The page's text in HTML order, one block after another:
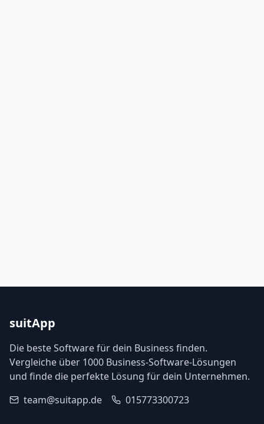
suitApp
Die beste Software für dein Business finden.
Vergleiche über 1000 Business-Software-Lösungen
und finde die perfekte Lösung für dein Unternehmen.
team@suitapp.de
015773300723